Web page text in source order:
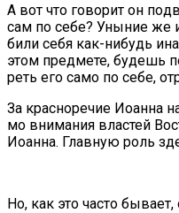
А вот что го­во­рит он
сам по се­бе? Уны­ние же
би­ли се­бя как-ни­будь
этом пред­ме­те, бу­дешь
реть его са­мо по се­бе,
За крас­но­ре­чие Иоан­на
мо вни­ма­ния вла­стей
Иоан­на. Глав­ную роль
Но, как это ча­сто